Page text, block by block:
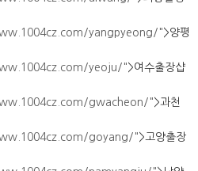
yangpyeong/">양평
yeoju/">여수출장샵
gwacheon/">과천
goyang/">고양출장